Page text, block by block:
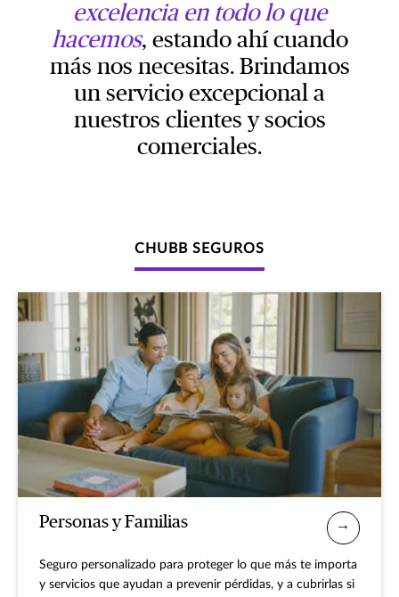
excelencia en todo lo que
hacemos, estando ahí cuando
más nos necesitas. Brindamos
un servicio excepcional a
nuestros clientes y socios
comerciales.
CHUBB SEGUROS
Personas y Familias
Seguro personalizado para proteger lo que más te importa
y servicios que ayudan a prevenir pérdidas, y a cubrirlas si